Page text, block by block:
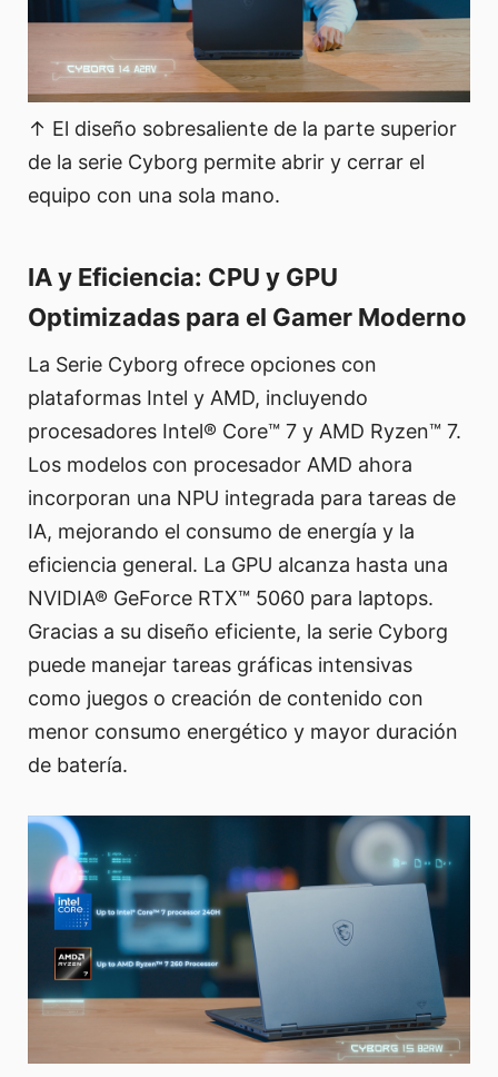
↑ El diseño sobresaliente de la parte superior
de la serie Cyborg permite abrir y cerrar el
equipo con una sola mano.
IA y Eficiencia: CPU y GPU
Optimizadas para el Gamer Moderno
La Serie Cyborg ofrece opciones con
plataformas Intel y AMD, incluyendo
procesadores Intel® Core™ 7 y AMD Ryzen™ 7.
Los modelos con procesador AMD ahora
incorporan una NPU integrada para tareas de
IA, mejorando el consumo de energía y la
eficiencia general. La GPU alcanza hasta una
NVIDIA® GeForce RTX™ 5060 para laptops.
Gracias a su diseño eficiente, la serie Cyborg
puede manejar tareas gráficas intensivas
como juegos o creación de contenido con
menor consumo energético y mayor duración
de batería.